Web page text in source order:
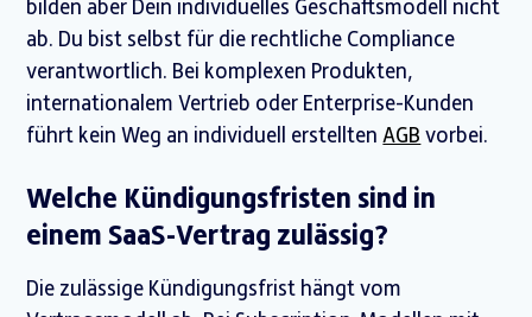
bilden aber Dein individuelles Geschäftsmodell nicht
ab. Du bist selbst für die rechtliche Compliance
verantwortlich. Bei komplexen Produkten,
internationalem Vertrieb oder Enterprise-Kunden
führt kein Weg an individuell erstelltenAGB vorbei.
Welche Kündigungsfristen sind in
einem SaaS-Vertrag zulässig?
Die zulässige Kündigungsfrist hängt vom